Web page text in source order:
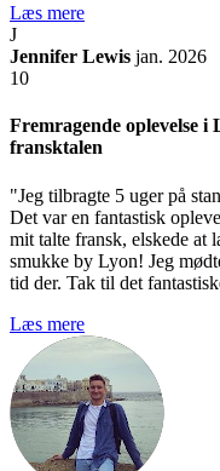
Læs mere
J
Jennifer Lewis jan. 2026
10
Fremragende oplevelse
fransktalen
"Jeg tilbragte 5 uger på
Det var en fantastisk
mit talte fransk, elskede at
smukke by Lyon! Jeg
tid der. Tak til det
Læs mere